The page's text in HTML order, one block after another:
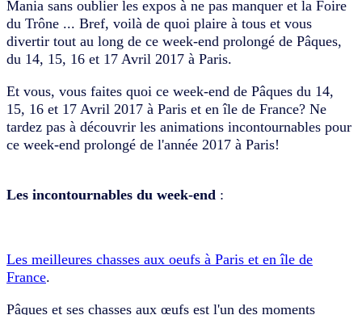
Mania sans oublier les expos à ne pas manquer et la Foire
du Trône ... Bref, voilà de quoi plaire à tous et vous
divertir tout au long de ce week-end prolongé de Pâques,
du 14, 15, 16 et 17 Avril 2017 à Paris.
Et vous, vous faites quoi ce week-end de Pâques du 14,
15, 16 et 17 Avril 2017 à Paris et en île de France? Ne
tardez pas à découvrir les animations incontournables pour
ce week-end prolongé de l'année 2017 à Paris!
Les incontournables du week-end :
Les meilleures chasses aux oeufs à Paris et en île de
France.
Pâques et ses chasses aux œufs est l'un des moments